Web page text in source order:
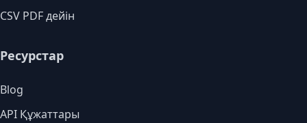
CSV PDF дейін
Ресурстар
Blog
API Құжаттары